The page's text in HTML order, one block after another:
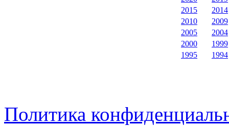
2015
2014
2010
2009
2005
2004
2000
1999
1995
1994
Политика